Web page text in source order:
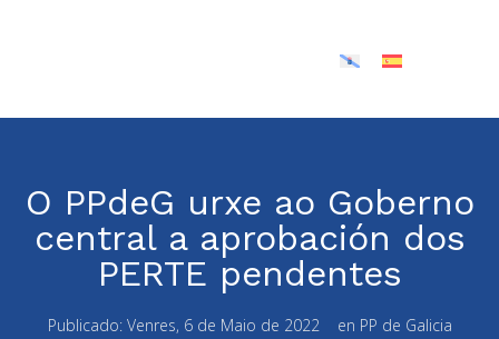
O PPdeG urxe ao Goberno
central a aprobación dos
PERTE pendentes
Publicado: Venres, 6 de Maio de 2022 en PP de Galicia